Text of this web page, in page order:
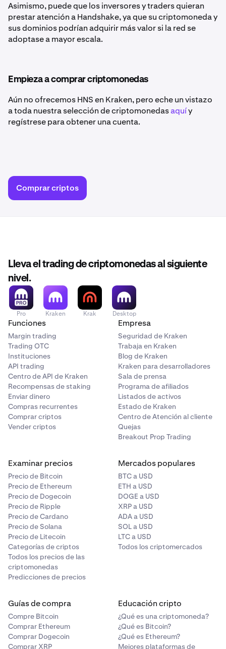
Asimismo, puede que los inversores y traders quieran
prestar atención a Handshake, ya que su criptomoneda y
sus dominios podrían adquirir más valor si la red se
adoptase a mayor escala.
Empieza a comprar criptomonedas
Aún no ofrecemos HNS en Kraken, pero eche un vistazo
a toda nuestra selección de criptomonedasaquíy
regístrese para obtener una cuenta.
Comprar criptos
Lleva el trading de criptomonedas al siguiente
nivel.
Pro Kraken Krak Desktop
Funciones
Margin trading
Trading OTC
Instituciones
API trading
Centro de API de Kraken
Recompensas de staking
Enviar dinero
Compras recurrentes
Comprar criptos
Vender criptos
Empresa
Seguridad de Kraken
Trabaja en Kraken
Blog de Kraken
Kraken para desarrolladores
Sala de prensa
Programa de afiliados
Listados de activos
Estado de Kraken
Centro de Atención al cliente
Quejas
Breakout Prop Trading
Examinar precios
Precio de Bitcoin
Precio de Ethereum
Precio de Dogecoin
Precio de Ripple
Precio de Cardano
Precio de Solana
Precio de Litecoin
Categorías de criptos
Todos los precios de las
criptomonedas
Predicciones de precios
Mercados populares
BTC a USD
ETH a USD
DOGE a USD
XRP a USD
ADA a USD
SOL a USD
LTC a USD
Todos los criptomercados
Guías de compra
Compre Bitcoin
Comprar Ethereum
Comprar Dogecoin
Comprar XRP
Educación cripto
¿Qué es una criptomoneda?
¿Qué es Bitcoin?
¿Qué es Ethereum?
Mejores plataformas de